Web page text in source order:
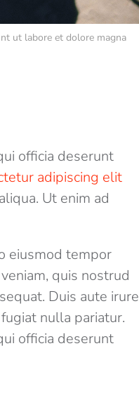
ut labore et dolore magna
officia deserunt
adipiscing elit
Ut enim ad
eiusmod tempor
quis nostrud
Duis aute irure
nulla pariatur.
officia deserunt